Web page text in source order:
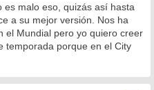
malo eso, quizás así hasta
a su mejor versión. Nos ha
el Mundial pero yo quiero creer
temporada porque en el City